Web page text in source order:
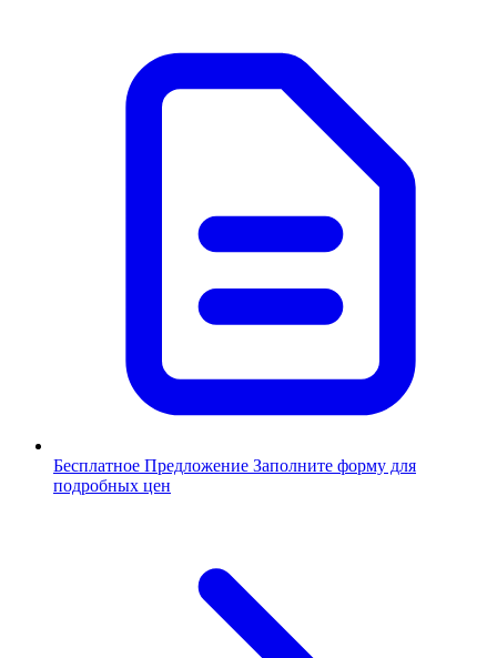
Бесплатное Предложение Заполните форму для
подробных цен